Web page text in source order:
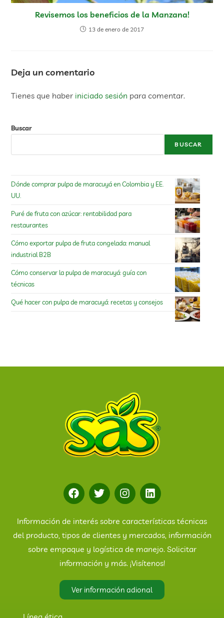
Revisemos los beneficios de la Manzana!
13 de enero de 2017
Deja un comentario
Tienes que haber iniciado sesión para comentar.
Buscar
BUSCAR
Dónde comprar pulpa de maracuyá en Colombia y EE.
UU.
Puré de fruta con azúcar: rentabilidad para
restaurantes
Cómo exportar pulpa de fruta congelada: manual
industrial B2B
Cómo conservar la pulpa de maracuyá: guía con
técnicas
Qué hacer con pulpa de maracuyá: recetas y consejos
Información de interés sobre características técnicas
del producto, tipos de clientes y mercados, información
sobre empaque y logística de manejo. Solicitar
información y más. ¡Visítenos!
Ver información adional